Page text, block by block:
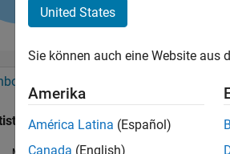
United States
Sie können auch eine Website aus
Amerika
América Latina (Español)
Canada (English)